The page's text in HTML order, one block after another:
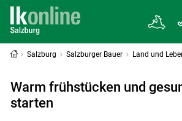
Salzburg Salzburger Bauer Land und
Warm frühstücken und
starten